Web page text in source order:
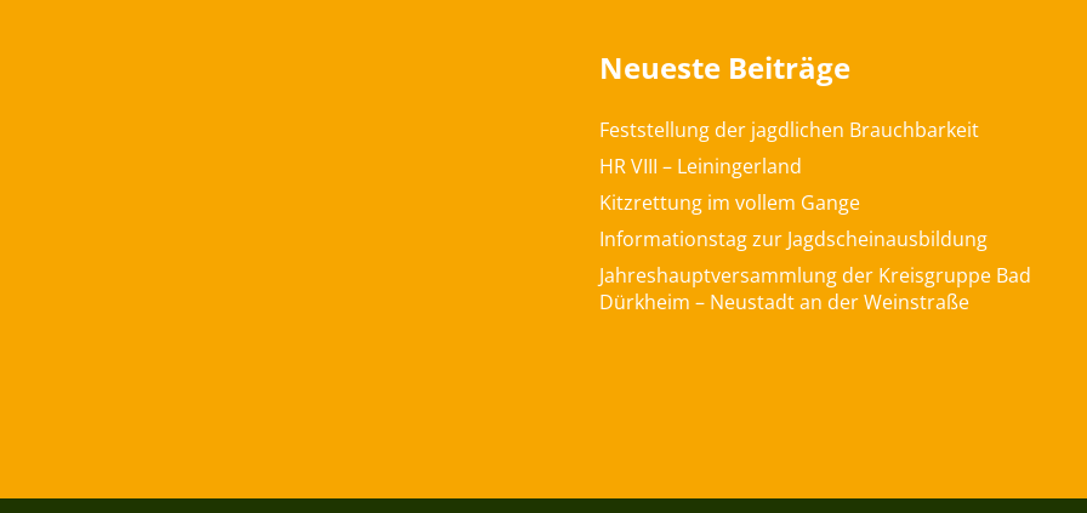
Neueste Beiträge
Feststellung der jagdlichen Brauchbarkeit
HR VIII – Leiningerland
Kitzrettung im vollem Gange
Informationstag zur Jagdscheinausbildung
Jahreshauptversammlung der Kreisgruppe Bad
Dürkheim – Neustadt an der Weinstraße